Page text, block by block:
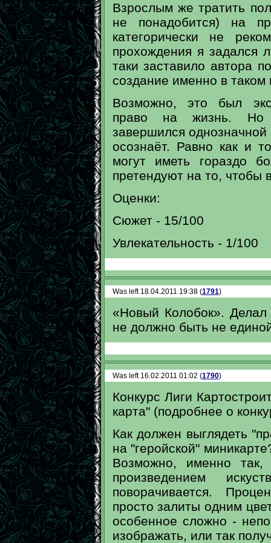
Взрослым же тратить
не понадобится) на
категорически не
прохождения я задался
таки заставило автора
создание именно в таком
Возможно, это был
право на жизнь. Но
завершился
осознаёт. Равно как и
могут иметь гораздо
претендуют на то, чтобы
Оценки:
Сюжет - 15/100
Увлекательность - 1/100
Was left 18.04.2011 19:38 (1791)
«Новый Колобок». Делал
не должно быть не
Was left 16.02.2011 01:02 (1790)
Конкурс Лиги
карта" (подробнее о
Как должен выглядеть
на "геройской"
Возможно, именно
произведением
поворачивается.
просто залиты одним
особенное сложно -
изображать, или так